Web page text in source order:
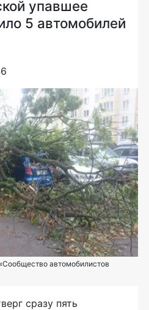
упавшее
5 автомобилей
автомобилистов
сразу пять